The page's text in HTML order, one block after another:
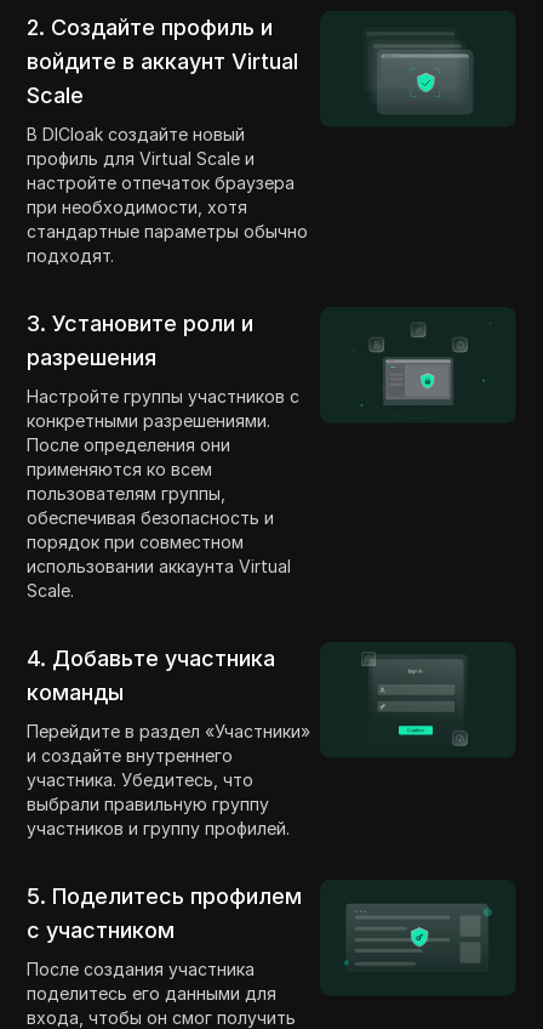
2. Создайте профиль и
войдите в аккаунт Virtual
Scale
В DICloak создайте новый
профиль для Virtual Scale и
настройте отпечаток браузера
при необходимости, хотя
стандартные параметры обычно
подходят.
3. Установите роли и
разрешения
Настройте группы участников с
конкретными разрешениями.
После определения они
применяются ко всем
пользователям группы,
обеспечивая безопасность и
порядок при совместном
использовании аккаунта Virtual
Scale.
4. Добавьте участника
команды
Перейдите в раздел «Участники»
и создайте внутреннего
участника. Убедитесь, что
выбрали правильную группу
участников и группу профилей.
5. Поделитесь профилем
с участником
После создания участника
поделитесь его данными для
входа, чтобы он смог получить